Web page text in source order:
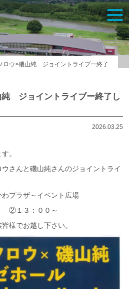
ロウ×磯山純 ジョイントライブー終了
純 ジョイントライブー終了し
2026.03.25
。
さんと磯山純さんのジョイントライ
プラザ～イベント広場
１３：００～
様でお越し下さい。